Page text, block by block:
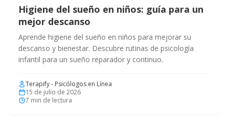
Higiene del sueño en niños: guía para un
mejor descanso
Aprende higiene del sueño en niños para mejorar su
descanso y bienestar. Descubre rutinas de psicología
infantil para un sueño reparador y continuo.
Terapify - Psicólogos en Línea
15 de julio de 2026
7 min de lectura